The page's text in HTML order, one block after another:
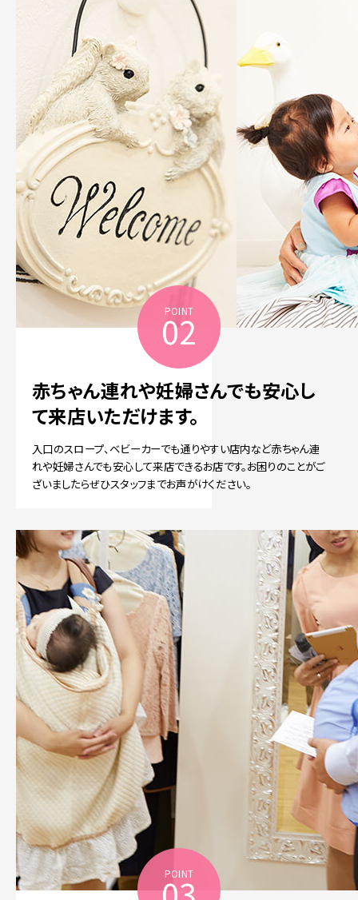
POINT
02
赤ちゃん連れや妊婦さんでも安心し
て来店いただけます。
入口のスロープ、ベビーカーでも通りやすい店内など赤ちゃん連
れや妊婦さんでも安心して来店できるお店です。お困りのことがご
ざいましたらぜひスタッフまでお声がけください。
POINT